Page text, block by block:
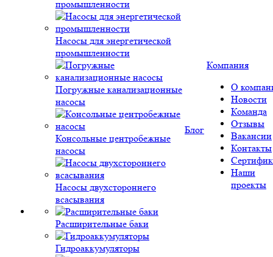
промышленности
Насосы для энергетической
промышленности
Погружные канализационные
насосы
Консольные центробежные
насосы
Насосы двухстороннего
всасывания
Расширительные баки
Гидроаккумуляторы
Блог
Компания
О
Новости
Команда
Отзывы
Вакансии
Контакты
Наши
проекты